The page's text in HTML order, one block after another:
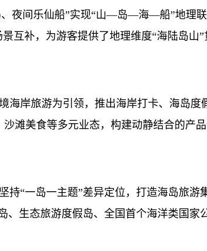
、夜间乐仙船”实现“山—岛—海—船”地理
互补，为游客提供了地理维度“海陆岛山”
岸旅游为引领，推出海岸打卡、海岛度
滩美食等多元业态，构建动静结合的产
持“一岛一主题”差异定位，打造海岛旅游
、生态旅游度假岛、全国首个海洋类国家